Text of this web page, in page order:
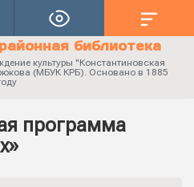
библиотека
культуры "Константиновская
(МБУК КРБ). Основано в 1885
программа